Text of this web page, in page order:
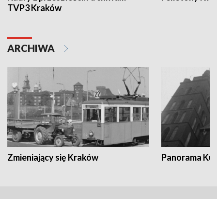
TVP3 Kraków
ARCHIWA
Zmieniający się Kraków Panorama